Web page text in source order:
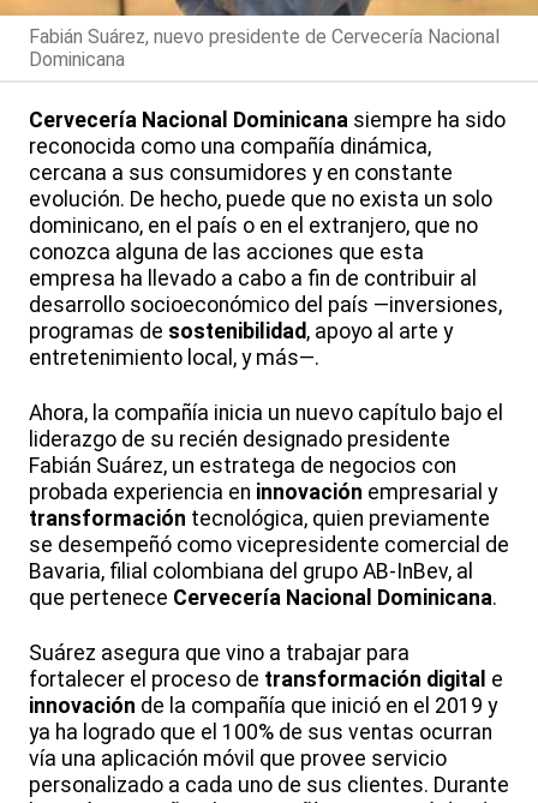
Fabián Suárez, nuevo presidente de Cervecería Nacional
Dominicana
Cervecería Nacional Dominicana siempre ha sido
reconocida como una compañía dinámica,
cercana a sus consumidores y en constante
evolución. De hecho, puede que no exista un solo
dominicano, en el país o en el extranjero, que no
conozca alguna de las acciones que esta
empresa ha llevado a cabo a fin de contribuir al
desarrollo socioeconómico del país —inversiones,
programas de sostenibilidad, apoyo al arte y
entretenimiento local, y más—.
Ahora, la compañía inicia un nuevo capítulo bajo el
liderazgo de su recién designado presidente
Fabián Suárez, un estratega de negocios con
probada experiencia en innovación empresarial y
transformación tecnológica, quien previamente
se desempeñó como vicepresidente comercial de
Bavaria, filial colombiana del grupo AB-InBev, al
que pertenece Cervecería Nacional Dominicana.
Suárez asegura que vino a trabajar para
fortalecer el proceso de transformación digital e
innovación de la compañía que inició en el 2019 y
ya ha logrado que el 100% de sus ventas ocurran
vía una aplicación móvil que provee servicio
personalizado a cada uno de sus clientes. Durante